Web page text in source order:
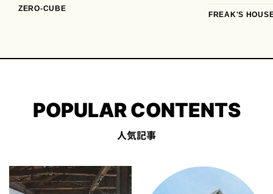
ZERO-CUBE
FREAK'S
POPULAR CONTENTS
人気記事